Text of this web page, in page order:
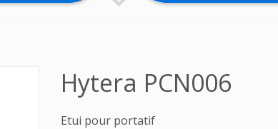
Hytera PCN006
Etui pour portatif